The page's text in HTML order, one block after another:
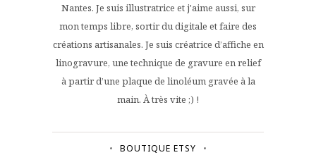
Nantes. Je suis illustratrice et j'aime aussi, sur
mon temps libre, sortir du digitale et faire des
créations artisanales. Je suis créatrice d’affiche en
linogravure, une technique de gravure en relief
à partir d’une plaque de linoléum gravée à la
main. À très vite ;) !
BOUTIQUE ETSY